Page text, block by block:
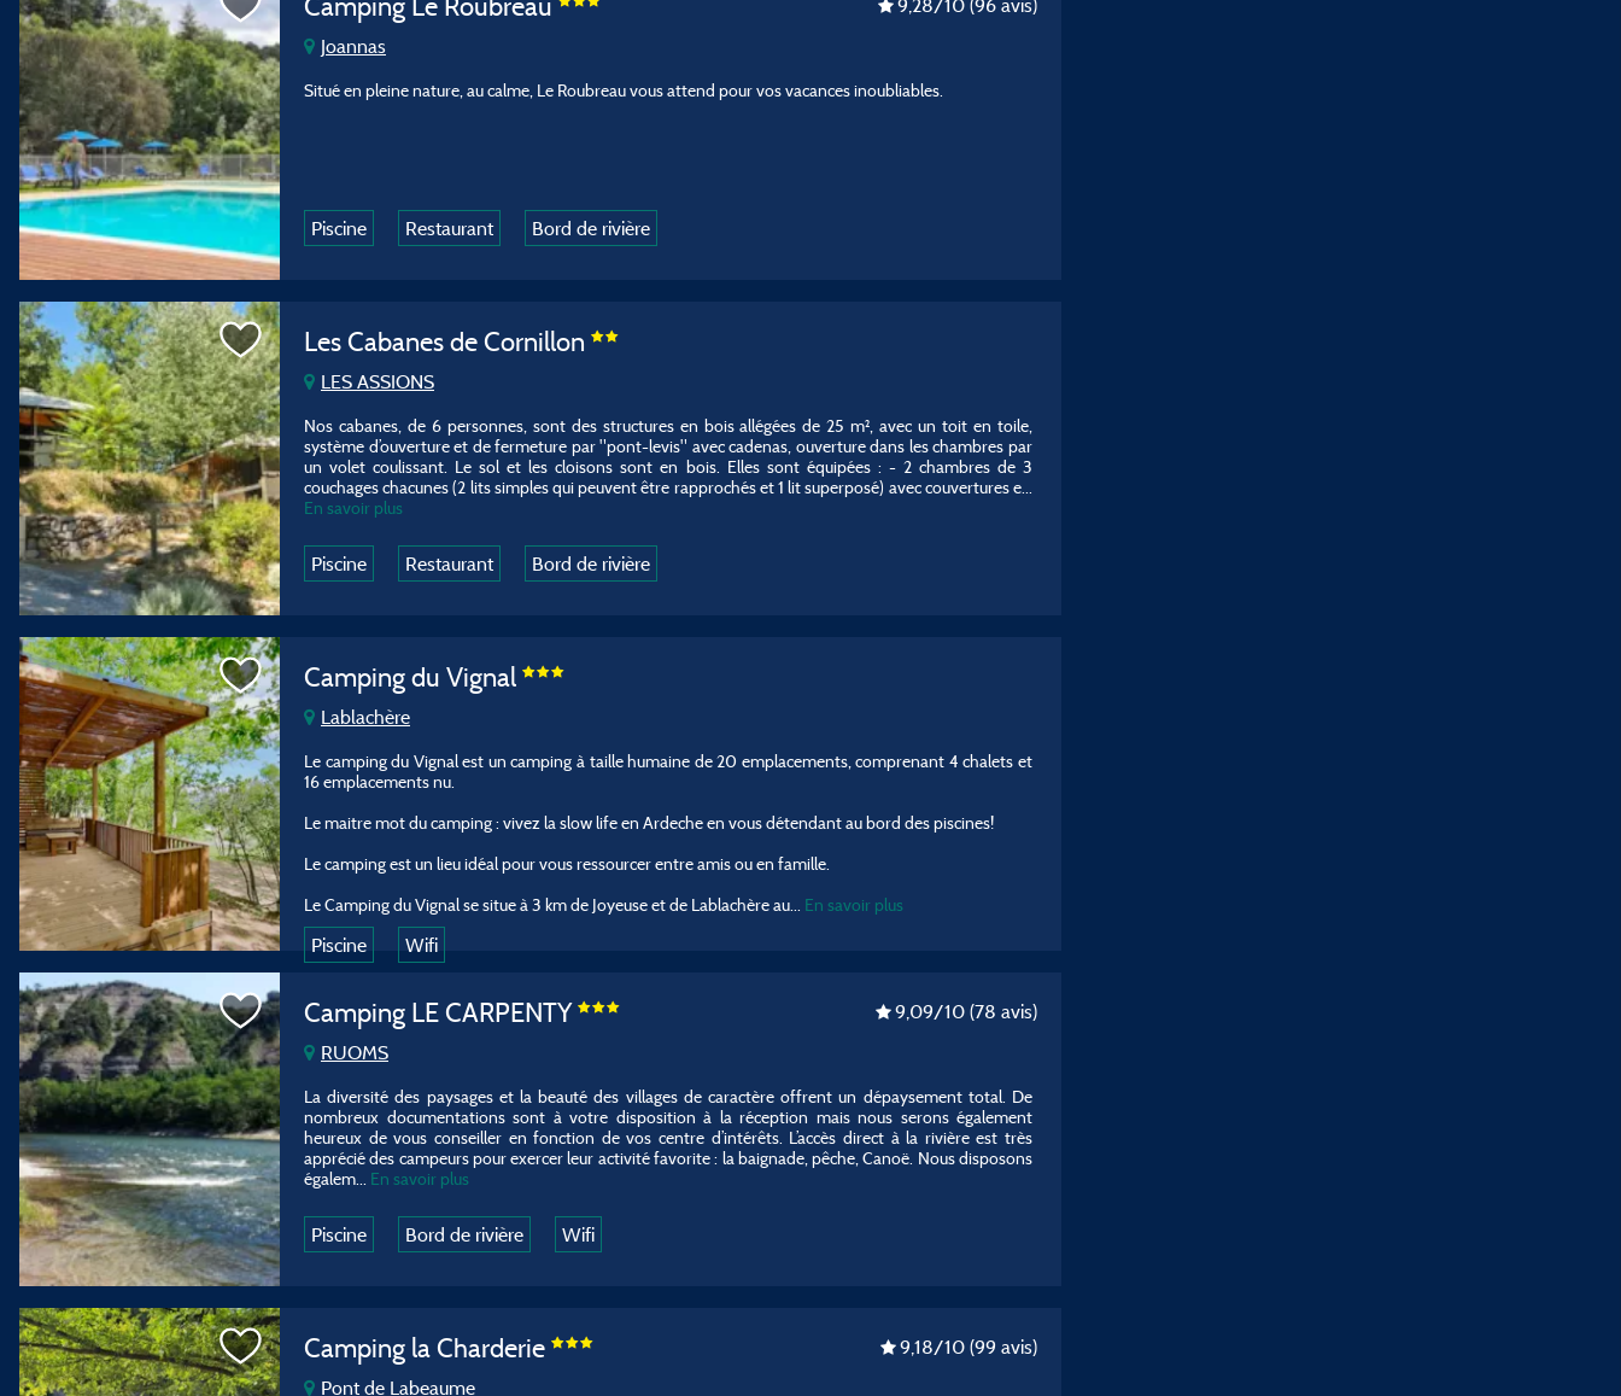
Joannas
9,28/10 (96 avis)
Situé en pleine nature, au calme, Le Roubreau vous attend pour vos vacances inoubliables.
Piscine Restaurant Bord de rivière
Les Cabanes de Cornillon
LES ASSIONS
Nos cabanes, de 6 personnes, sont des structures en bois allégées de 25 m², avec un toit en toile,
système d’ouverture et de fermeture par "pont-levis" avec cadenas, ouverture dans les chambres par
un volet coulissant. Le sol et les cloisons sont en bois. Elles sont équipées : - 2 chambres de 3
couchages chacunes (2 lits simples qui peuvent être rapprochés et 1 lit superposé) avec couvertures e
En savoir plus
Piscine Restaurant Bord de rivière
Camping du Vignal
Lablachère
Le camping du Vignal est un camping à taille humaine de 20 emplacements, comprenant 4 chalets et
16 emplacements nu.
Le maitre mot du camping : vivez la slow life en Ardeche en vous détendant au bord des piscines!
Le camping est un lieu idéal pour vous ressourcer entre amis ou en famille.
Le Camping du Vignal se situe à 3 km de Joyeuse et de Lablachère au
En savoir plus
Piscine Wifi
Camping LE CARPENTY
RUOMS
9,09/10 (78 avis)
La diversité des paysages et la beauté des villages de caractère offrent un dépaysement total. De
nombreux documentations sont à votre disposition à la réception mais nous serons également
heureux de vous conseiller en fonction de vos centre d’intérêts. L’accès direct à la rivière est très
apprécié des campeurs pour exercer leur activité favorite : la baignade, pêche, Canoë. Nous disposons
égalem... En savoir plus
Piscine Bord de rivière Wifi
Camping la Charderie
Pont de Labeaume
9,18/10 (99 avis)